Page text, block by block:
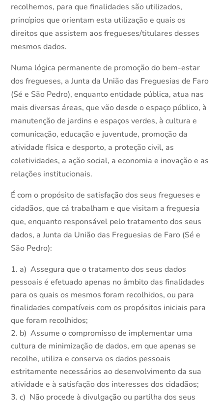
recolhemos, para que finalidades são utilizados,
princípios que orientam esta utilização e quais os
direitos que assistem aos fregueses/titulares desses
mesmos dados.
Numa lógica permanente de promoção do bem-estar
dos fregueses, a Junta da União das Freguesias de Faro
(Sé e São Pedro), enquanto entidade pública, atua nas
mais diversas áreas, que vão desde o espaço público, à
manutenção de jardins e espaços verdes, à cultura e
comunicação, educação e juventude, promoção da
atividade física e desporto, a proteção civil, as
coletividades, a ação social, a economia e inovação e as
relações institucionais.
É com o propósito de satisfação dos seus fregueses e
cidadãos, que cá trabalham e que visitam a freguesia
que, enquanto responsável pelo tratamento dos seus
dados, a Junta da União das Freguesias de Faro (Sé e
São Pedro):
a) Assegura que o tratamento dos seus dados
pessoais é efetuado apenas no âmbito das finalidades
para os quais os mesmos foram recolhidos, ou para
finalidades compatíveis com os propósitos iniciais para
que foram recolhidos;
b) Assume o compromisso de implementar uma
cultura de minimização de dados, em que apenas se
recolhe, utiliza e conserva os dados pessoais
estritamente necessários ao desenvolvimento da sua
atividade e à satisfação dos interesses dos cidadãos;
c) Não procede à divulgação ou partilha dos seus